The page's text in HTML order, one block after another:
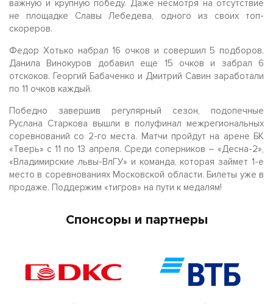
важную и крупную победу. Даже несмотря на отсутствие
не площадке Славы Лебедева, одного из своих топ-
скореров.
Федор Хотько набрал 16 очков и совершил 5 подборов.
Данила Винокуров добавил еще 15 очков и забрал 6
отскоков. Георгий Бабаченко и Дмитрий Савин заработали
по 11 очков каждый.
Победно завершив регулярный сезон, подопечные
Руслана Старкова вышли в полуфинал межрегиональных
соревнований со 2-го места. Матчи пройдут на арене БК
«Тверь» с 11 по 13 апреля. Среди соперников – «Десна-2»,
«Владимирские львы-ВлГУ» и команда, которая займет 1-е
место в соревнованиях Московской области. Билеты уже в
продаже. Поддержим «тигров» на пути к медалям!
Спонсоры и партнеры